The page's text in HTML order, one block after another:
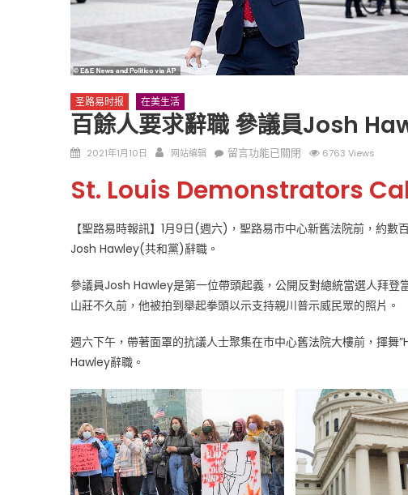
圣路易时报 在美生活
百餘人要求辭職 參議員Josh
Posted
2021年1月10日 Author
网站编辑
在
餘
要
職
參
員
萬
人
吾
往
留言功能已關閉 6763 Views
St. Louis Demonstrators
【聖路易時報訊】1月9日(週六)，聖路易市中心新舊法院前，約
Josh Hawley(共和黨)辭職。
參議員Josh Hawley是第一位帶頭起義，公開反對總統當選人拜登
山莊不久前，他被拍到舉起拳頭以示支持親川普示威民眾的照片。
週六下午，帶著面罩的抗議人士聚集在市中心舊法院大樓前，揮舞
Hawley辭職。
Lu Team 卢长志
免费健康检查 无需预约 免费赠
9点至中午 Grace UM Church